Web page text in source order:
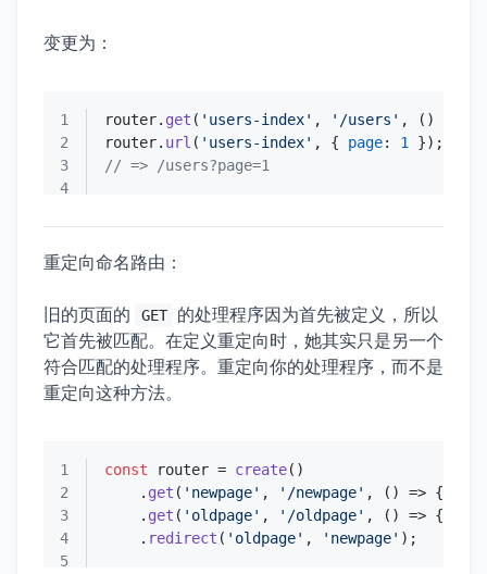
变更为：
1 router. get ( 'users-index' , '/users' ,
() =>
2
router. url ( 'users-index' , { page: 1
3
// => /users?page=1
4
重定向命名路由：
旧的页面的 GET
的处理程序因为首先被定义，所以
它首先被匹配。在定义重定向时，她其实只是另一个
符合匹配的处理程序。重定向你的处理程序，而不是
重定向这种方法。
1 const router = create
2
    .
get ( 'newpage' , '/newpage' , () =>
3
    .
get ( 'oldpage' , '/oldpage' , () =>
4
    .
redirect ( 'oldpage' , 'newpage'
5